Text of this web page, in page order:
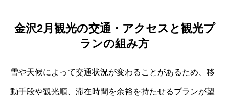
金沢2月観光の交通・アクセスと観光プ
ランの組み方
雪や天候によって交通状況が変わることがあるため、移
動手段や観光順、滞在時間を余裕を持たせるプランが望